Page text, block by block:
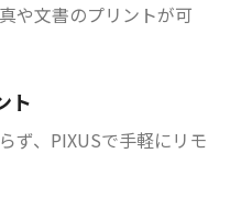
や文書のプリントが可
ト
ず、PIXUSで手軽にリモ